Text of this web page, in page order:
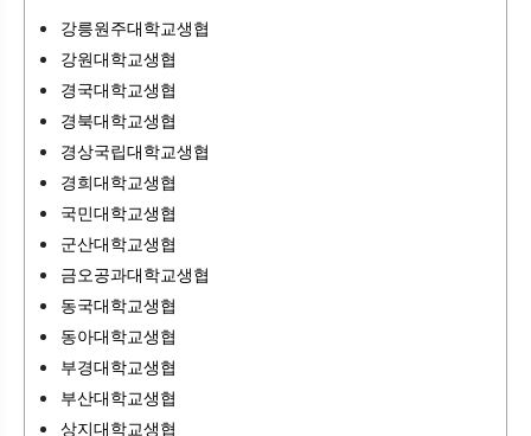
강릉원주대학교생협
강원대학교생협
경국대학교생협
경북대학교생협
경상국립대학교생협
경희대학교생협
국민대학교생협
군산대학교생협
금오공과대학교생협
동국대학교생협
동아대학교생협
부경대학교생협
부산대학교생협
상지대학교생협